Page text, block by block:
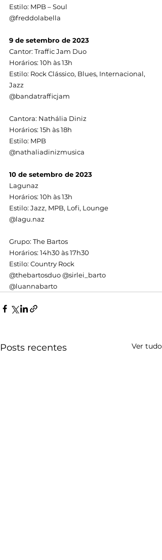
Estilo: MPB – Soul
@freddolabella
9 de setembro de 2023
Cantor: Traffic Jam Duo
Horários: 10h às 13h
Estilo: Rock Clássico, Blues, Internacional,
Jazz
@bandatrafficjam
Cantora: Nathália Diniz
Horários: 15h às 18h
Estilo: MPB
@nathaliadinizmusica
10 de setembro de 2023
Lagunaz
Horários: 10h às 13h
Estilo: Jazz, MPB, Lofi, Lounge
@lagu.naz
Grupo: The Bartos
Horários: 14h30 às 17h30
Estilo: Country Rock
@thebartosduo @sirlei_barto
@luannabarto
Posts recentes Ver tudo